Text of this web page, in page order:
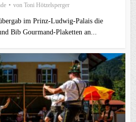
von Toni Hötzelsperger
im Prinz-Ludwig-Palais die
Bib Gourmand-Plaketten an...